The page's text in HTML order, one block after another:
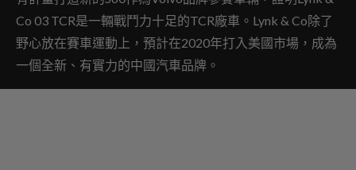
Co 03 TCR是一輛戰鬥力十足的TCR廠車。Lynk & Co除了
野心放在賽車運動上，預計在2020年打入美國市場，成為
一個全新、有實力的中國汽車品牌。